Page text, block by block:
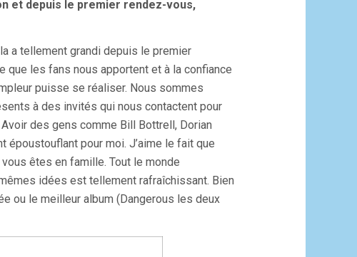
et depuis le premier rendez-vous,
a tellement grandi depuis le premier
que les fans nous apportent et à la confiance
puisse se réaliser. Nous sommes
à des invités qui nous contactent pour
des gens comme Bill Bottrell, Dorian
pour moi. J’aime le fait que
êtes en famille. Tout le monde
idées est tellement rafraîchissant. Bien
ou le meilleur album (Dangerous les deux